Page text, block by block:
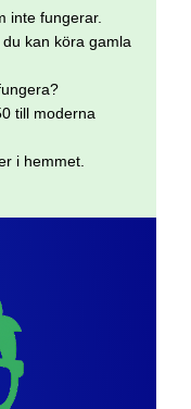
inte fungerar.
kan köra gamla
till moderna
i hemmet.